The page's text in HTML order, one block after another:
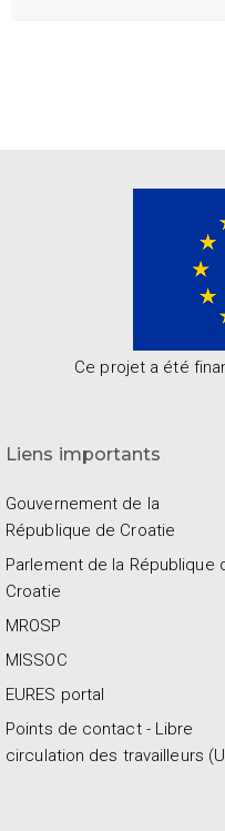
Ce projet a été
Liens importants
Gouvernement de la
République de Croatie
Parlement de la République
Croatie
MROSP
MISSOC
EURES portal
Points de contact - Libre
circulation des travailleurs